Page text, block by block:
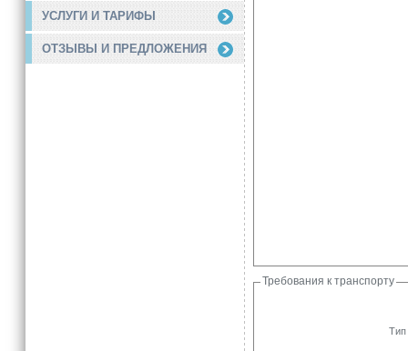
УСЛУГИ И ТАРИФЫ
ОТЗЫВЫ И ПРЕДЛОЖЕНИЯ
Требования к транспорту
Тип